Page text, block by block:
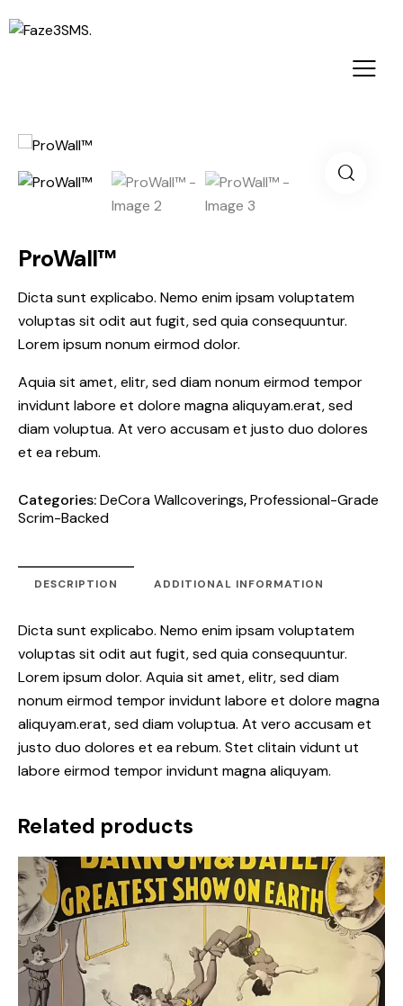
ProWall™
Dicta sunt explicabo. Nemo enim ipsam voluptatem
voluptas sit odit aut fugit, sed quia consequuntur.
Lorem ipsum nonum eirmod dolor.
Aquia sit amet, elitr, sed diam nonum eirmod tempor
invidunt labore et dolore magna aliquyam.erat, sed
diam voluptua. At vero accusam et justo duo dolores
et ea rebum.
Categories:DeCora Wallcoverings,Professional-Grade
Scrim-Backed
DESCRIPTION ADDITIONAL INFORMATION
Dicta sunt explicabo. Nemo enim ipsam voluptatem
voluptas sit odit aut fugit, sed quia consequuntur.
Lorem ipsum dolor. Aquia sit amet, elitr, sed diam
nonum eirmod tempor invidunt labore et dolore magna
aliquyam.erat, sed diam voluptua. At vero accusam et
justo duo dolores et ea rebum. Stet clitain vidunt ut
labore eirmod tempor invidunt magna aliquyam.
Related products